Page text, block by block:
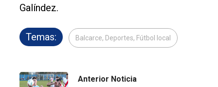
Galíndez.
Temas: Balcarce, Deportes, Fútbol local
Anterior Noticia